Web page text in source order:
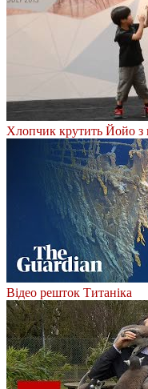
Хлопчик крутить Йойо
Відео решток Титаніка